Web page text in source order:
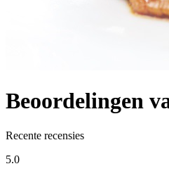
Beoordelingen
Recente recensies
5.0